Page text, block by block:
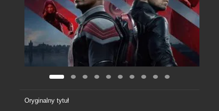
Oryginalny tytuł